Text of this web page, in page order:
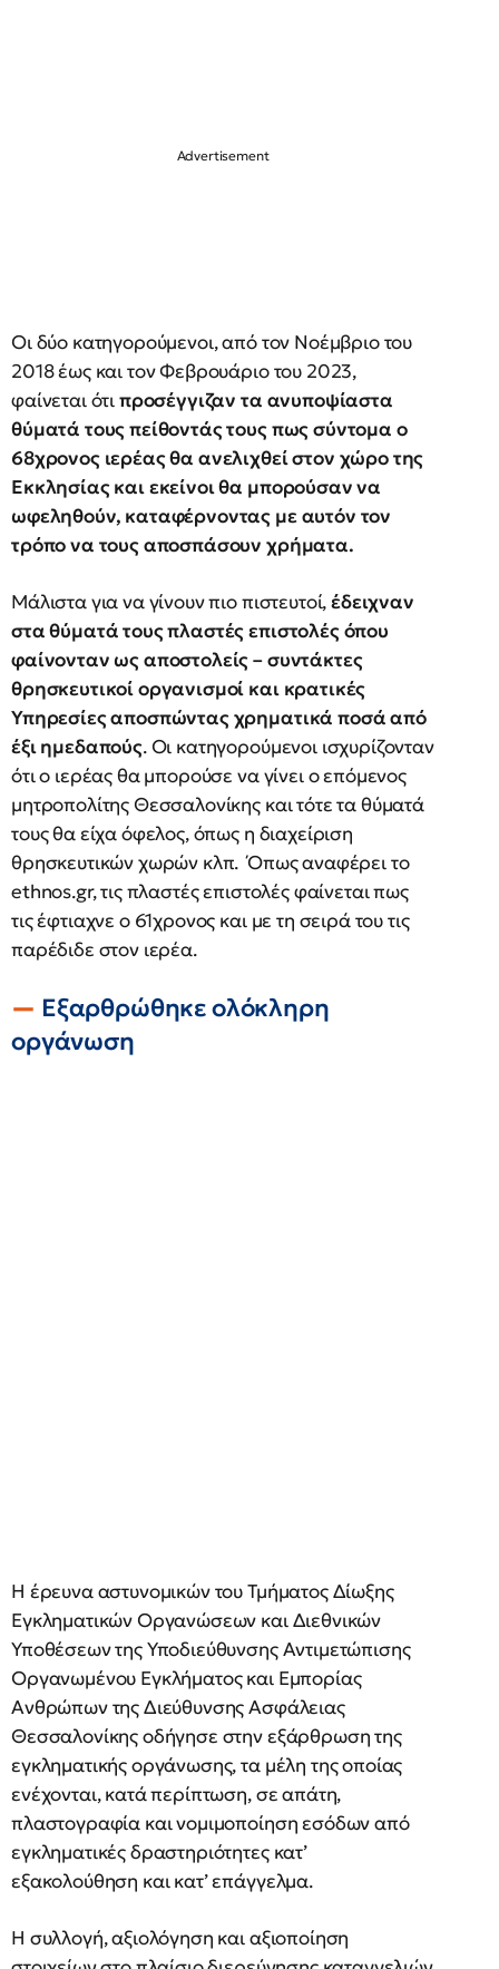
Οι δύο κατηγορούμενοι, από τον Νοέμβριο του
2018 έως και τον Φεβρουάριο του 2023,
φαίνεται ότιπροσέγγιζαν τα ανυποψίαστα
θύματά τους πείθοντάς τους πως σύντομα ο
68χρονος ιερέας θα ανελιχθεί στον χώρο της
Εκκλησίας και εκείνοι θα μπορούσαν να
ωφεληθούν, καταφέρνοντας με αυτόν τον
τρόπο να τους αποσπάσουν χρήματα.
Μάλιστα για να γίνουν πιο πιστευτοί,έδειχναν
στα θύματά τους πλαστές επιστολές όπου
φαίνονταν ως αποστολείς – συντάκτες
θρησκευτικοί οργανισμοί και κρατικές
Υπηρεσίες αποσπώντας χρηματικά ποσά από
έξι ημεδαπούς. Οι κατηγορούμενοι ισχυρίζονταν
ότι ο ιερέας θα μπορούσε να γίνει ο επόμενος
μητροπολίτης Θεσσαλονίκης και τότε τα θύματά
τους θα είχα όφελος, όπως η διαχείριση
θρησκευτικών χωρών κλπ. Όπως αναφέρει το
ethnos.gr, τις πλαστές επιστολές φαίνεται πως
τις έφτιαχνε ο 61χρονος και με τη σειρά του τις
παρέδιδε στον ιερέα.
Εξαρθρώθηκε ολόκληρη
οργάνωση
Η έρευνα αστυνομικών του Τμήματος Δίωξης
Εγκληματικών Οργανώσεων και Διεθνικών
Υποθέσεων της Υποδιεύθυνσης Αντιμετώπισης
Οργανωμένου Εγκλήματος και Εμπορίας
Ανθρώπων της Διεύθυνσης Ασφάλειας
Θεσσαλονίκης οδήγησε στην εξάρθρωση της
εγκληματικής οργάνωσης, τα μέλη της οποίας
ενέχονται, κατά περίπτωση, σε απάτη,
πλαστογραφία και νομιμοποίηση εσόδων από
εγκληματικές δραστηριότητες κατ’
εξακολούθηση και κατ’ επάγγελμα.
Η συλλογή, αξιολόγηση και αξιοποίηση